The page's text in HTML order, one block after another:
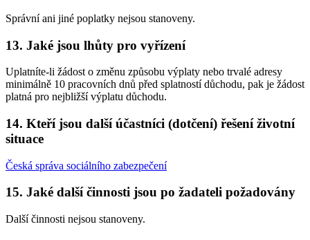
Správní ani jiné poplatky nejsou stanoveny.
13. Jaké jsou lhůty pro vyřízení
Uplatníte-li žádost o změnu způsobu výplaty nebo trvalé adresy
minimálně 10 pracovních dnů před splatností důchodu, pak je žádost
platná pro nejbližší výplatu důchodu.
14. Kteří jsou další účastníci (dotčení) řešení životní
situace
Česká správa sociálního zabezpečení
15. Jaké další činnosti jsou po žadateli požadovány
Další činnosti nejsou stanoveny.